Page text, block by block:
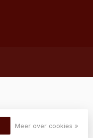
Meer over cookies »